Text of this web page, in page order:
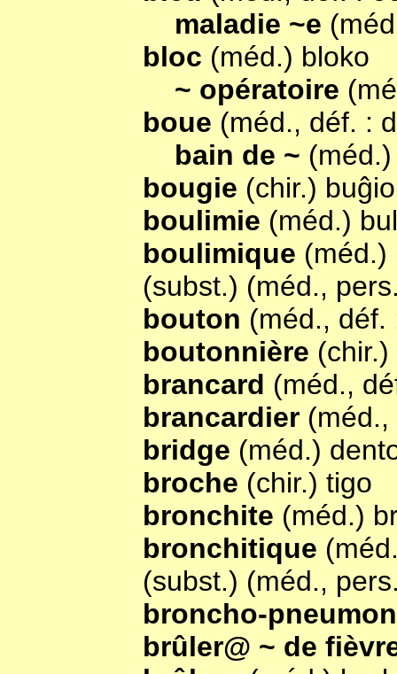
maladie ~e
bloc (méd.) bloko
~ opératoire
boue (méd., déf. :
bain de ~
bougie (chir.) buĝio
boulimie (méd.)
boulimique (méd.)
(subst.) (méd.,
bouton (méd., déf.
boutonnière
brancard (méd.,
brancardier
bridge (méd.)
broche (chir.) tigo
bronchite (méd.)
bronchitique
(subst.) (méd.,
broncho-
brûler@ ~ de